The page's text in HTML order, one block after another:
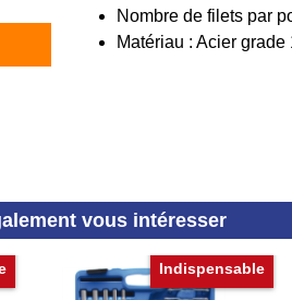
Nombre de filets par
Matériau : Acier grade
vous intéresser
Indispensable